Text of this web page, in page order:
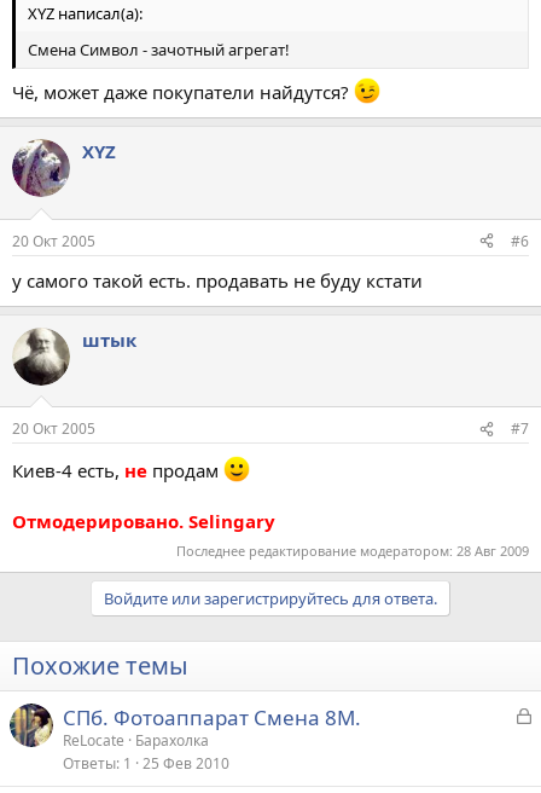
XYZ написал(а):
Смена Символ - зачотный агрегат!
Чё, может даже покупатели найдутся?
XYZ
20 Окт 2005 #6
у самого такой есть. продавать не буду кстати
штык
20 Окт 2005 #7
Киев-4 есть, не продам
Отмодерировано. Selingary
Последнее редактирование модератором: 28 Авг 2009
Войдите или зарегистрируйтесь для ответа.
Похожие темы
З
СПб. Фотоаппарат Смена 8М.
ReLocate
Барахолка
Ответы 1 25 Фев 2010